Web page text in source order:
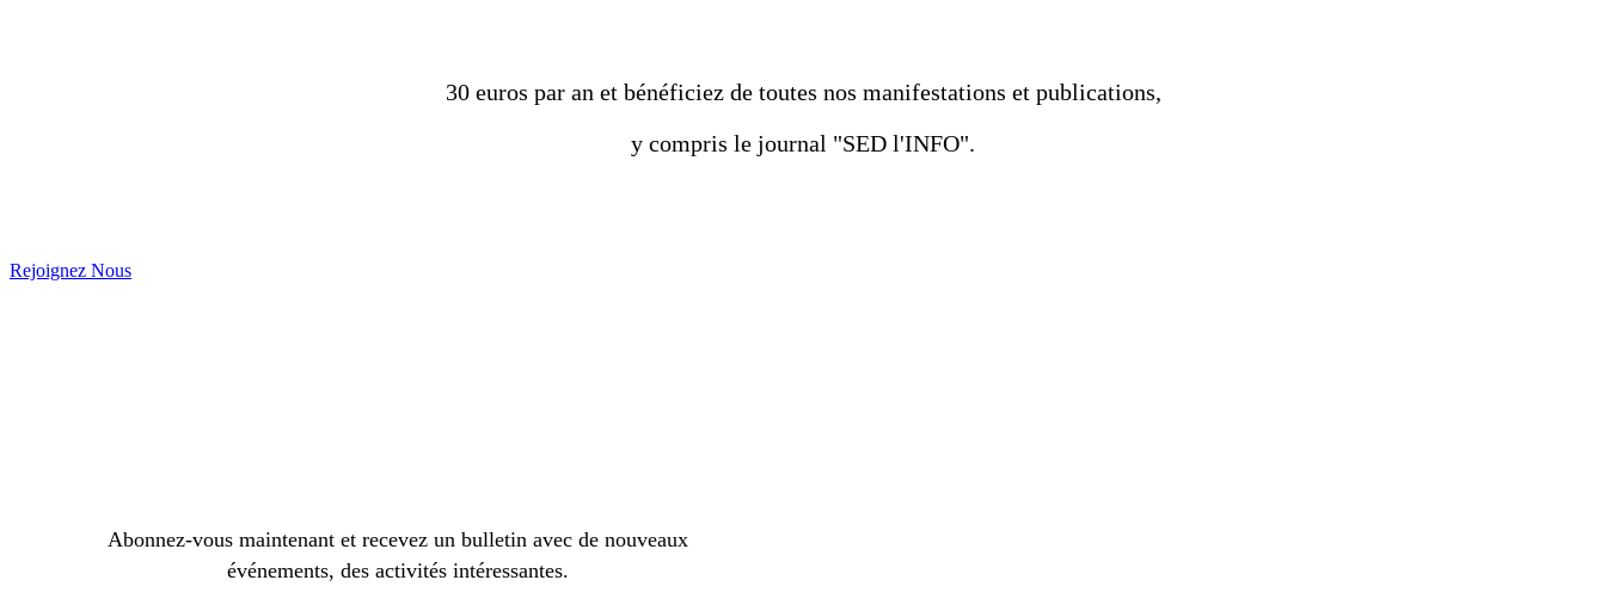
30 euros par an et bénéficiez de toutes nos manifestations et publications,
y compris le journal "SED l'INFO".
Rejoignez Nous
Abonnez-vous maintenant et recevez un bulletin avec de nouveaux
événements, des activités intéressantes.